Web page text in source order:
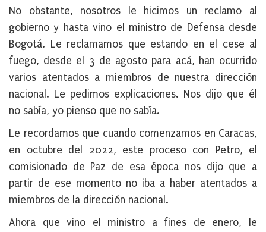
No obstante, nosotros le hicimos un reclamo al
gobierno y hasta vino el ministro de Defensa desde
Bogotá. Le reclamamos que estando en el cese al
fuego, desde el 3 de agosto para acá, han ocurrido
varios atentados a miembros de nuestra dirección
nacional. Le pedimos explicaciones. Nos dijo que él
no sabía, yo pienso que no sabía.
Le recordamos que cuando comenzamos en Caracas,
en octubre del 2022, este proceso con Petro, el
comisionado de Paz de esa época nos dijo que a
partir de ese momento no iba a haber atentados a
miembros de la dirección nacional.
Ahora que vino el ministro a fines de enero, le